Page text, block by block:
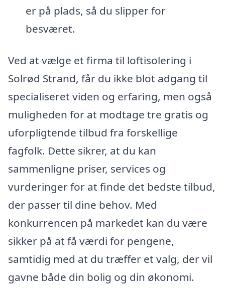
er på plads, så du slipper for
besværet.
Ved at vælge et firma til loftisolering i
Solrød Strand, får du ikke blot adgang til
specialiseret viden og erfaring, men også
muligheden for at modtage tre gratis og
uforpligtende tilbud fra forskellige
fagfolk. Dette sikrer, at du kan
sammenligne priser, services og
vurderinger for at finde det bedste tilbud,
der passer til dine behov. Med
konkurrencen på markedet kan du være
sikker på at få værdi for pengene,
samtidig med at du træffer et valg, der vil
gavne både din bolig og din økonomi.